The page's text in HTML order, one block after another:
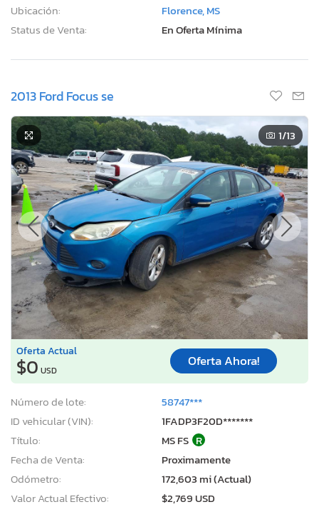
Ubicación:
Florence, MS
Status de Venta:
En Oferta Mínima
2013 Ford Focus se
1/13
Oferta Actual
$0 USD
Oferta Ahora!
Número de lote:
58747***
ID vehicular (VIN):
1FADP3F20D*******
Título:
MS FS R
Fecha de Venta:
Proximamente
Odómetro:
172,603 mi (Actual)
Valor Actual Efectivo:
$2,769 USD